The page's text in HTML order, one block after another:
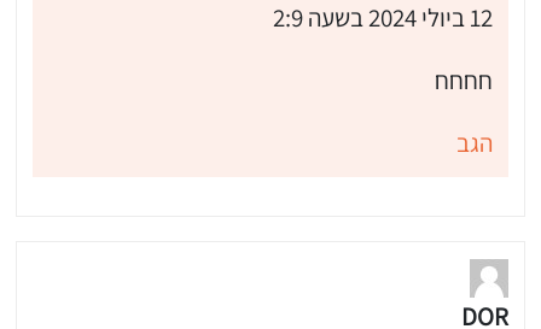
12 ביולי 2024 בשעה 2:9
חחחח
הגב
DOR